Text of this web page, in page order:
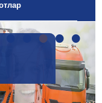
•••••